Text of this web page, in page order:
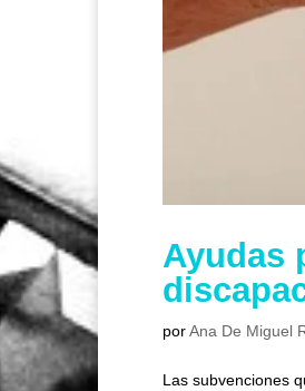
Ayudas
porAna De Miguel
Las subvenciones